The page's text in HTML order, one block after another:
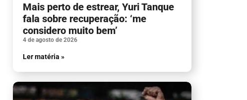
Mais perto de estrear, Yuri Tanque
fala sobre recuperação: ‘me
considero muito bem’
4 de agosto de 2026
Ler matéria »